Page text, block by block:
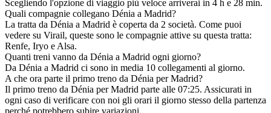
Scegliendo l'opzione di viaggio più veloce arriverai in 4 h e 28 min.
Quali compagnie collegano Dénia a Madrid?
La tratta da Dénia a Madrid è coperta da 2 società. Come puoi
vedere su Virail, queste sono le compagnie attive su questa tratta:
Renfe, Iryo e Alsa.
Quanti treni vanno da Dénia a Madrid ogni giorno?
Da Dénia a Madrid ci sono in media 10 collegamenti al giorno.
A che ora parte il primo treno da Dénia per Madrid?
Il primo treno da Dénia per Madrid parte alle 07:25. Assicurati in
ogni caso di verificare con noi gli orari il giorno stesso della partenza
perché potrebbero subire variazioni.